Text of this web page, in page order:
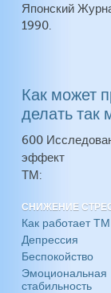
Японский
1990.
Как может
делать так
600
эффект
ТМ:
СНИЖЕНИЕ
Как работает ТМ
Депрессия
Беспокойство
Эмоциональная
стабильность